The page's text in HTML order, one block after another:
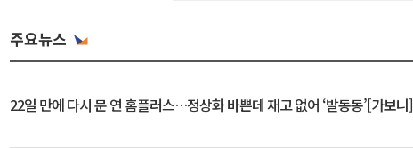
주요뉴스
22일 만에 다시 문 연 홈플러스…정상화 바쁜데 재고 없어 ‘발동동’[가보니]